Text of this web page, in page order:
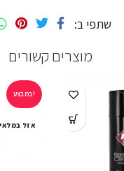
שתפי ב
מוצרים קשורים
במבצע!
אזל במלאי